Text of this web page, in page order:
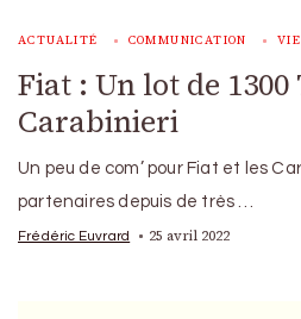
ACTUALITÉ COMMUNICATION
Fiat : Un lot de
Carabinieri
Un peu de com’ pour Fiat et les
partenaires depuis de très …
Frédéric Euvrard 25 avril 2022